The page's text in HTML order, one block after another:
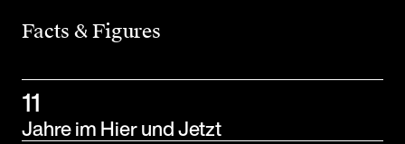
Facts & Figures
11
Jahre im Hier und Jetzt